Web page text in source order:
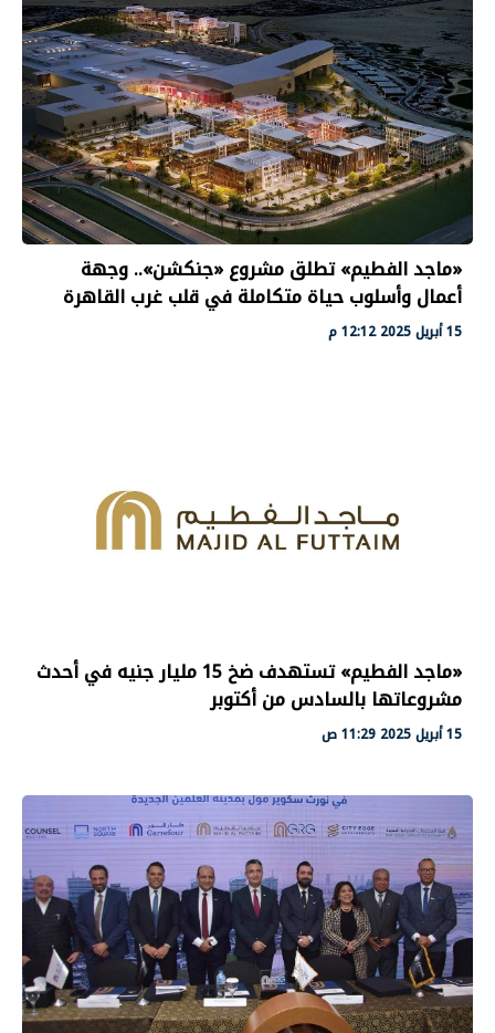
«ماجد الفطيم» تطلق مشروع «جنكشن».. وجهة
أعمال وأسلوب حياة متكاملة في قلب غرب القاهرة
15 أبريل 2025 12:12 م
«ماجد الفطيم» تستهدف ضخ 15 مليار جنيه في أحدث
مشروعاتها بالسادس من أكتوبر
15 أبريل 2025 11:29 ص